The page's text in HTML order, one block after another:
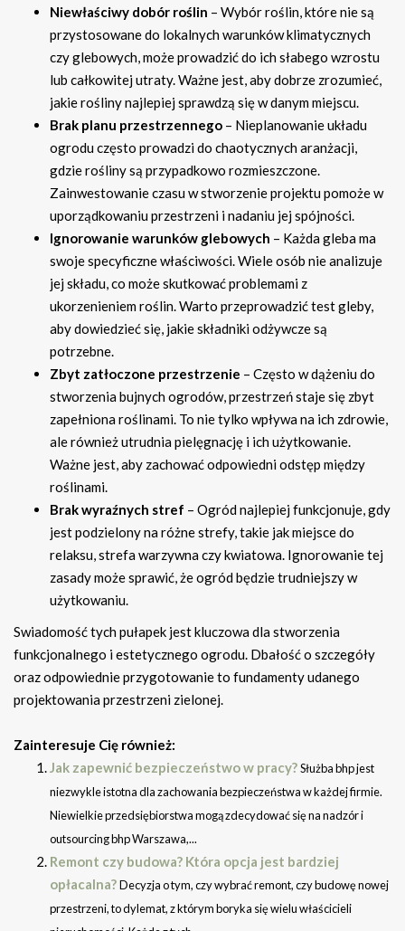
Niewłaściwy dobór roślin – Wybór roślin, które nie są
przystosowane do lokalnych warunków klimatycznych
czy glebowych, może prowadzić do ich słabego wzrostu
lub całkowitej utraty. Ważne jest, aby dobrze zrozumieć,
jakie rośliny najlepiej sprawdzą się w danym miejscu.
Brak planu przestrzennego – Nieplanowanie układu
ogrodu często prowadzi do chaotycznych aranżacji,
gdzie rośliny są przypadkowo rozmieszczone.
Zainwestowanie czasu w stworzenie projektu pomoże w
uporządkowaniu przestrzeni i nadaniu jej spójności.
Ignorowanie warunków glebowych – Każda gleba ma
swoje specyficzne właściwości. Wiele osób nie analizuje
jej składu, co może skutkować problemami z
ukorzenieniem roślin. Warto przeprowadzić test gleby,
aby dowiedzieć się, jakie składniki odżywcze są
potrzebne.
Zbyt zatłoczone przestrzenie – Często w dążeniu do
stworzenia bujnych ogrodów, przestrzeń staje się zbyt
zapełniona roślinami. To nie tylko wpływa na ich zdrowie,
ale również utrudnia pielęgnację i ich użytkowanie.
Ważne jest, aby zachować odpowiedni odstęp między
roślinami.
Brak wyraźnych stref – Ogród najlepiej funkcjonuje, gdy
jest podzielony na różne strefy, takie jak miejsce do
relaksu, strefa warzywna czy kwiatowa. Ignorowanie tej
zasady może sprawić, że ogród będzie trudniejszy w
użytkowaniu.
Swiadomość tych pułapek jest kluczowa dla stworzenia
funkcjonalnego i estetycznego ogrodu. Dbałość o szczegóły
oraz odpowiednie przygotowanie to fundamenty udanego
projektowania przestrzeni zielonej.
Zainteresuje Cię również:
Jak zapewnić bezpieczeństwo w pracy?Służba bhp jest
niezwykle istotna dla zachowania bezpieczeństwa w każdej firmie.
Niewielkie przedsiębiorstwa mogą zdecydować się na nadzór i
outsourcing bhp Warszawa,...
Remont czy budowa? Która opcja jest bardziej
opłacalna?Decyzja o tym, czy wybrać remont, czy budowę nowej
przestrzeni, to dylemat, z którym boryka się wielu właścicieli